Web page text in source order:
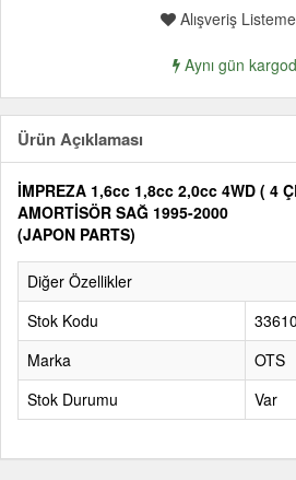
Alışveriş
Aynı gün
Ürün Açıklaması
İMPREZA 1,6cc 1,8cc 2,0cc 4WD ( 4
AMORTİSÖR SAĞ 1995-2000
(JAPON PARTS)
Diğer Özellikler
Stok Kodu
Marka
OTS
Stok Durumu
Var